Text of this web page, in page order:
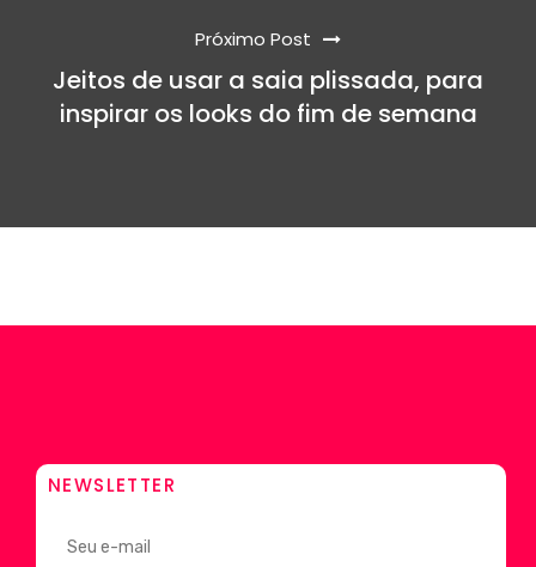
Próximo Post
Jeitos de usar a saia plissada, para
inspirar os looks do fim de semana
NEWSLETTER